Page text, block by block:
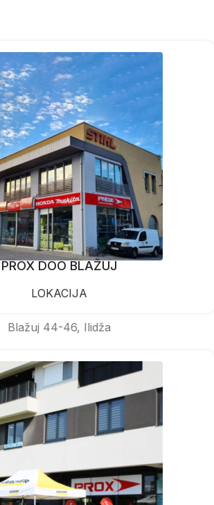
PROX DOO BLAŽUJ
LOKACIJA
Blažuj 44-46, Ilidža